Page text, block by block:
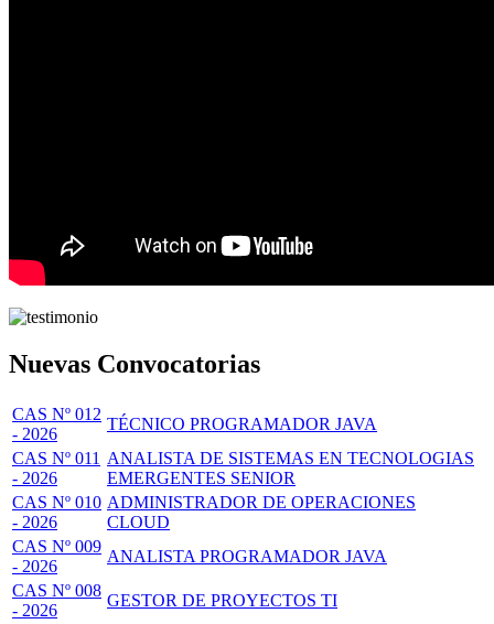
Nuevas Convocatorias
CAS Nº 012
- 2026
TÉCNICO PROGRAMADOR JAVA
CAS Nº 011
- 2026
ANALISTA DE SISTEMAS EN TECNOLOGIAS
EMERGENTES SENIOR
CAS Nº 010
- 2026
ADMINISTRADOR DE OPERACIONES
CLOUD
CAS Nº 009
- 2026
ANALISTA PROGRAMADOR JAVA
CAS Nº 008
- 2026
GESTOR DE PROYECTOS TI